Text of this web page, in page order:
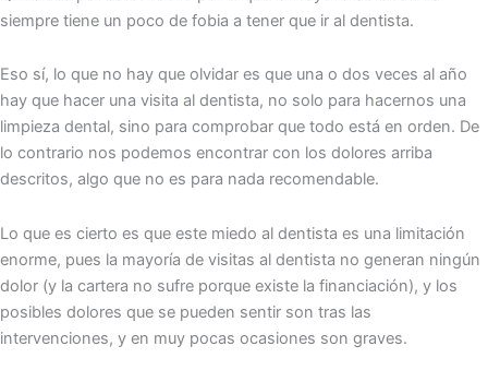
siempre tiene un poco de fobia a tener que ir al dentista.
Eso sí, lo que no hay que olvidar es que una o dos veces al año
hay que hacer una visita al dentista, no solo para hacernos una
limpieza dental, sino para comprobar que todo está en orden. De
lo contrario nos podemos encontrar con los dolores arriba
descritos, algo que no es para nada recomendable.
Lo que es cierto es que este miedo al dentista es una limitación
enorme, pues la mayoría de visitas al dentista no generan ningún
dolor (y la cartera no sufre porque existe la financiación), y los
posibles dolores que se pueden sentir son tras las
intervenciones, y en muy pocas ocasiones son graves.